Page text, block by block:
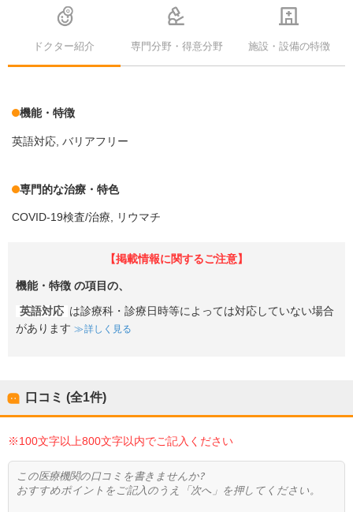
ドクター紹介 専門分野・得意分野 施設・設備の特徴
機能・特徴
英語対応 バリアフリー
専門的な治療・特色
COVID-19検査/治療 リウマチ
【掲載情報に関するご注意】
機能・特徴 の項目の、
英語対応 は診療科・診療日時等によっては対応していない場合
があります
詳しく見る
口コミ (全1件)
※100文字以上800文字以内でご記入ください